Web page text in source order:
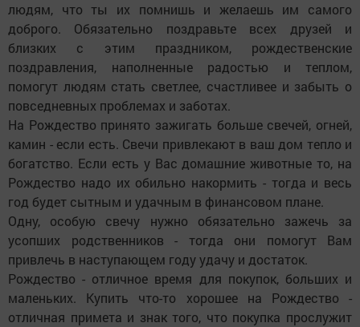
людям, что ты их помнишь и желаешь им самого
доброго. Обязательно поздравьте всех друзей и
близких с этим праздником, рождественские
поздравления, наполненные радостью и теплом,
помогут людям стать светлее, счастливее и забыть о
повседневных проблемах и заботах.
На Рождество принято зажигать больше свечей, огней,
камин - если есть. Свечи привлекают в ваш дом тепло и
богатство. Если есть у Вас домашние животные то, на
Рождество надо их обильно накормить - тогда и весь
год будет сытным и удачным в финансовом плане.
Одну, особую свечу нужно обязательно зажечь за
усопших родственников - тогда они помогут Вам
привлечь в наступающем году удачу и достаток.
Рождество - отличное время для покупок, больших и
маленьких. Купить что-то хорошее на Рождество -
отличная примета и знак того, что покупка прослужит